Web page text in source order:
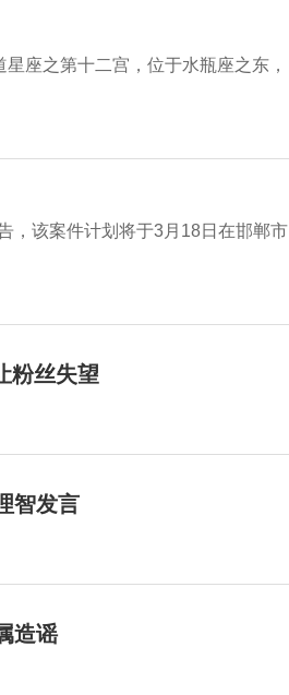
座之第十二宫，位于水瓶座之东，
，该案件计划将于3月18日在邯郸市
粉丝失望
智发言
造谣